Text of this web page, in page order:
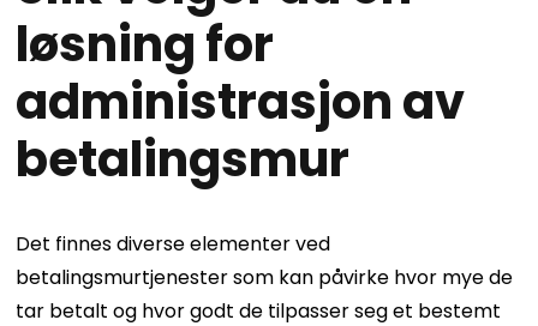
løsning for
administrasjon av
betalingsmur
Det finnes diverse elementer ved
betalingsmurtjenester som kan påvirke hvor mye de
tar betalt og hvor godt de tilpasser seg et bestemt